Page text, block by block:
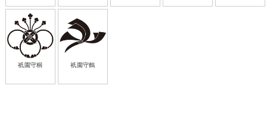
祇園守桐 祇園守鶴